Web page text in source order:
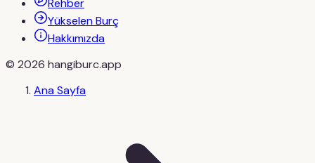
Rehber
Yükselen Burç
Hakkımızda
© 2026 hangiburc.app
Ana Sayfa